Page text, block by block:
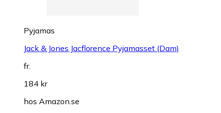
Pyjamas
Jack & Jones Jacflorence Pyjamasset (Dam)
fr.
184 kr
hos Amazon.se